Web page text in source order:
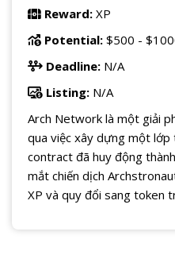
Reward: XP
Potential: $500 -
Deadline: N/A
Listing: N/A
Arch Network là một giải
qua việc xây dựng một
contract đã huy động
mắt chiến dịch
XP và quy đổi sang token